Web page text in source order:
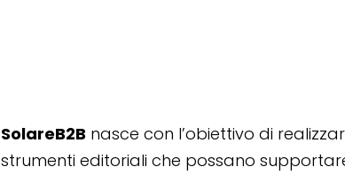
SolareB2B nasce con l’obiettivo di
strumenti editoriali che possano